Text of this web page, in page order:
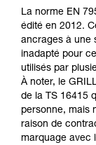
avec
la
de la
Nous
liées
que
La norme EN
édité en 2012.
ancrages à une
inadapté pour
utilisés par
À noter, le
de la TS 16415
personne, mais
raison de
marquage avec